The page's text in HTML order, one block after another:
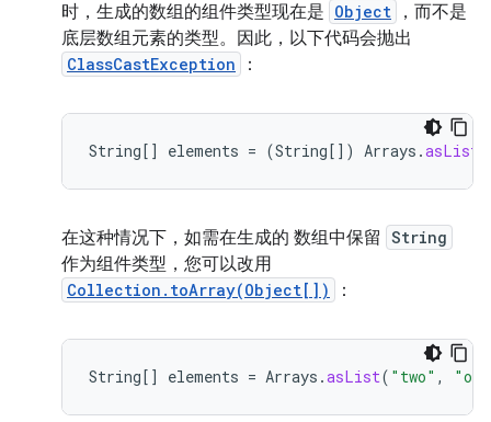
时，生成的数组的组件类型现在是 Object
，而不是
底层数组元素的类型。因此，以下代码会抛出
ClassCastException ：
String[] elements = (String[] ) Arrays .asList
在这种情况下，如需在生成的 数组中保留 String
作为组件类型，您可以改用
Collection.toArray(Object[]) ：
String[] elements = Arrays .asList( "two" ,